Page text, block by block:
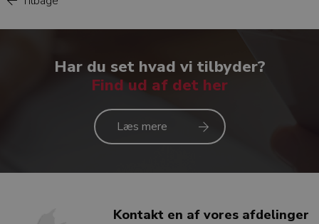
Har du set hvad vi tilbyder?
Find ud af det her
Læs mere
Kontakt en af vores afdelinger